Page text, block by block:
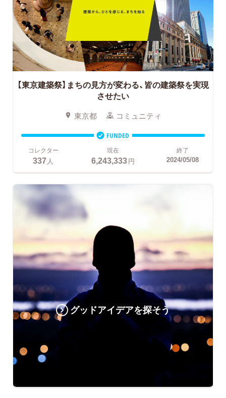
【東京建築祭】まちの見方が変わる、皆の建築祭を実現
させたい
東京都 コミュニティ
FUNDED
コレクター
337人
現在
6,243,333円
終了
2024/05/08
グッドアイデアを探そう